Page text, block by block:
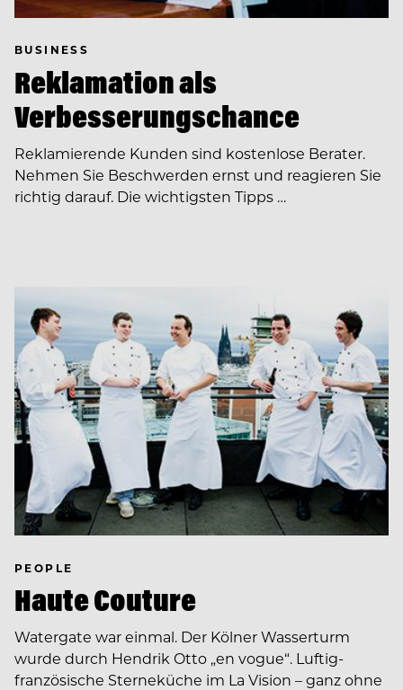
BUSINESS
Reklamation als
Verbesserungschance
Reklamierende Kunden sind kostenlose Berater.
Nehmen Sie Beschwerden ernst und reagieren Sie
richtig darauf. Die wichtigsten Tipps …
PEOPLE
Haute Couture
Watergate war einmal. Der Kölner Wasserturm
wurde durch Hendrik Otto „en vogue“. Luftig-
französische Sterne­küche im La Vision – ganz ohne